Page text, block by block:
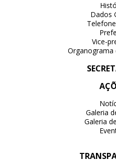
Dados
Vice-
Organograma
Galeria
Galeria